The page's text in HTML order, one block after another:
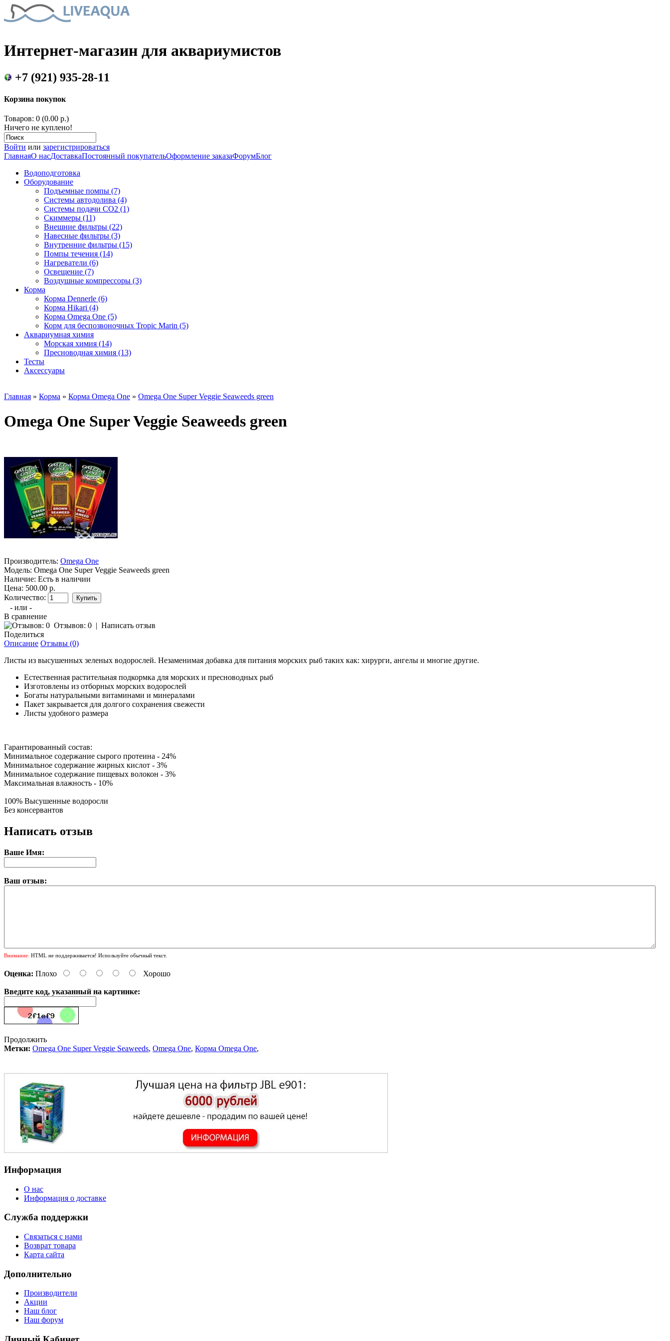
Интернет-магазин для аквариумистов
+7 (921) 935-28-11
Корзина покупок
Товаров: 0 (0.00 р.)
Ничего не куплено!
Войти или зарегистрироваться
ГлавнаяО насДоставкаПостоянный покупательОформление заказаФорумБлог
Водоподготовка
Оборудование
Подъемные помпы (7)
Системы автодолива (4)
Системы подачи CO2 (1)
Скиммеры (11)
Внешние фильтры (22)
Навесные фильтры (3)
Внутренние фильтры (15)
Помпы течения (14)
Нагреватели (6)
Освещение (7)
Воздушные компрессоры (3)
Корма
Корма Dennerle (6)
Корма Hikari (4)
Корма Omega One (5)
Корм для беспозвоночных Tropic Marin (5)
Аквариумная химия
Морская химия (14)
Пресноводная химия (13)
Тесты
Аксессуары
Главная » Корма » Корма Omega One » Omega One Super Veggie Seaweeds green
Omega One Super Veggie Seaweeds green
Производитель: Omega One
Модель: Omega One Super Veggie Seaweeds green
Наличие: Есть в наличии
Цена: 500.00 р.
Количество:
- или -
В сравнение
Отзывов: 0 | Написать отзыв
Поделиться
Описание Отзывы (0)
Листы из высушенных зеленых водорослей. Незаменимая добавка для питания морских рыб таких как: хирурги, ангелы и многие другие.
Естественная растительная подкормка для морских и пресноводных рыб
Изготовлены из отборных морских водорослей
Богаты натуральными витаминами и минералами
Пакет закрывается для долгого сохранения свежести
Листы удобного размера
Гарантированный состав:
Минимальное содержание сырого протеина - 24%
Минимальное содержание жирных кислот - 3%
Минимальное содержание пищевых волокон - 3%
Максимальная влажность - 10%
100% Высушенные водоросли
Без консервантов
Написать отзыв
Ваше Имя:
Ваш отзыв:
Внимание: HTML не поддерживается! Используйте обычный текст.
Оценка: Плохо Хорошо
Введите код, указанный на картинке:
Продолжить
Метки: Omega One Super Veggie Seaweeds, Omega One, Корма Omega One,
Информация
О нас
Информация о доставке
Служба поддержки
Связаться с нами
Возврат товара
Карта сайта
Дополнительно
Производители
Акции
Наш блог
Наш форум